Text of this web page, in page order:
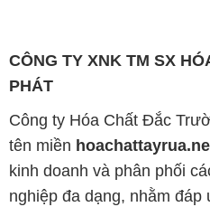
CÔNG TY XNK TM SX
PHÁT
Công ty Hóa Chất Đắc
tên miền
kinh doanh và phân phối
nghiệp đa dạng, nhằm